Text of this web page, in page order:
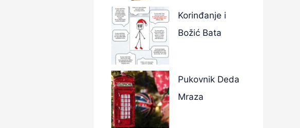
Korinđanje i
Božić Bata
Pukovnik Deda
Mraza